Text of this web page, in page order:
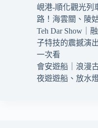
峴港-順化觀光列
路！海雲關、陵
Teh Dar Show｜
子特技的震撼演
一次看
會安遊船｜浪漫
夜遊遊船、放水